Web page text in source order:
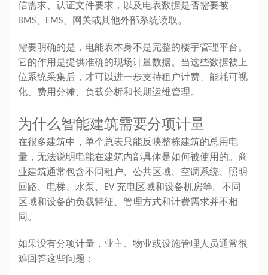
信需求、认证文件要求，以及电表数据是否需要被
BMS、EMS、网关或其他外部系统读取。
需要明确的是，电能表本身不是完整的楼宇管理平台。
它的作用是提供准确的现场计量数据。当这些数据被上
位系统采集后，才可以进一步支持租户计费、能耗可视
化、费用分摊、负载分析和长期运维管理。
为什么智能建筑需要分项计量
在很多建筑中，单个总表只能反映整栋建筑的总用电
量，无法说明电能在建筑内部具体是如何被使用的。商
业建筑通常包含不同租户、公共区域、空调系统、照明
回路、电梯、水泵、EV 充电区域和设备机房等。不同
区域和设备的负载特征、管理方式和计费需求并不相
同。
如果没有分项计量，业主、物业或设施管理人员通常很
难回答这些问题：